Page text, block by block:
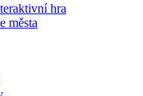
hra
města